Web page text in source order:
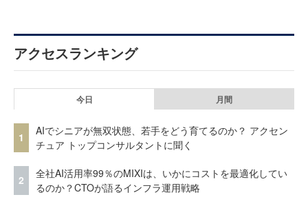
アクセスランキング
今日 月間
1
AIでシニアが無双状態、若手をどう育てるのか？ アクセン
チュア トップコンサルタントに聞く
2
全社AI活用率99％のMIXIは、いかにコストを最適化してい
るのか？CTOが語るインフラ運用戦略